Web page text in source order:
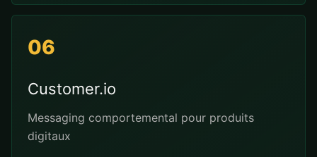
06
Customer.io
Messaging comportemental pour produits
digitaux